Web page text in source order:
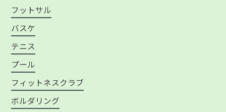
フットサル
バスケ
テニス
プール
フィットネスクラブ
ボルダリング